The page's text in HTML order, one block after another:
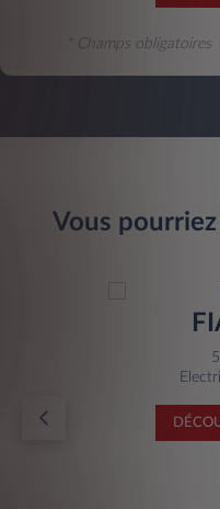
* Champs obligatoires
Vous